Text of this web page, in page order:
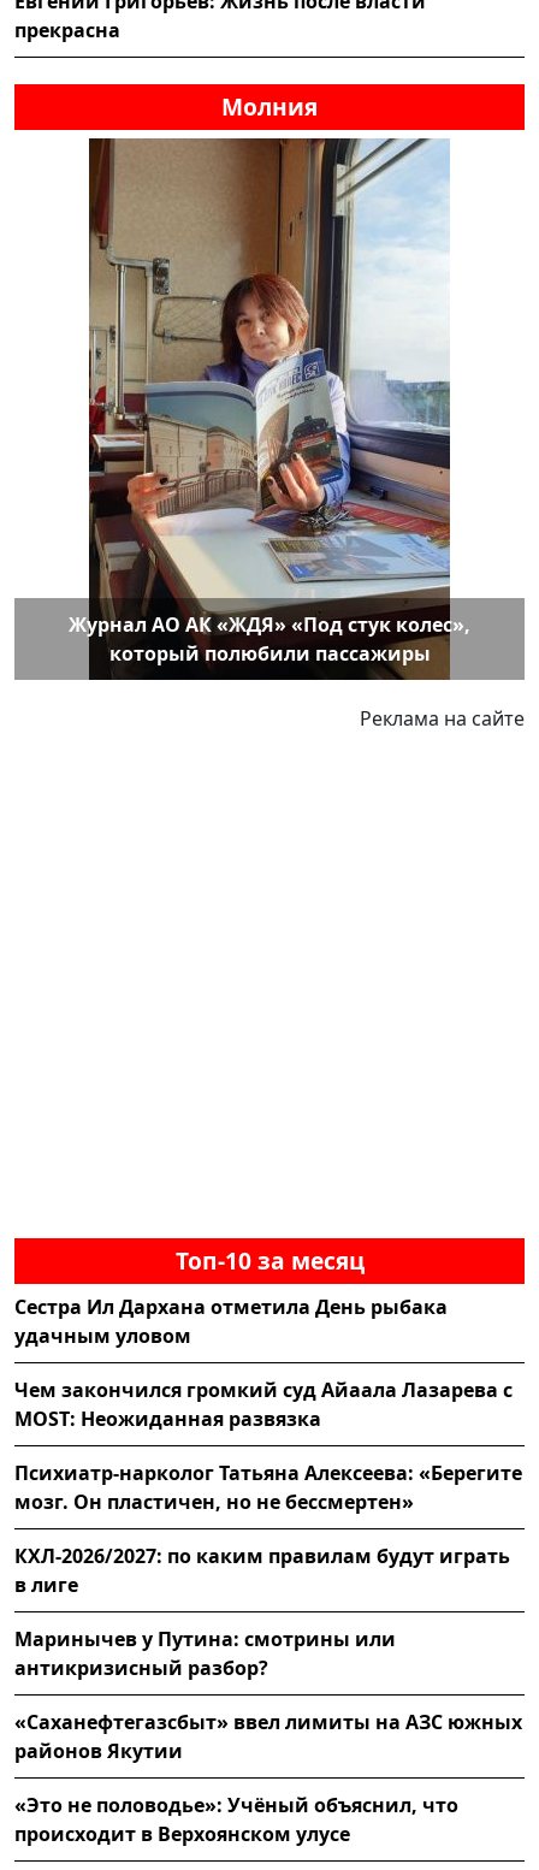
прекрасна
Молния
Журнал АО АК «ЖДЯ» «Под стук колес»,
который полюбили пассажиры
Реклама на сайте
Топ-10 за месяц
Сестра Ил Дархана отметила День рыбака
удачным уловом
Чем закончился громкий суд Айаала Лазарева с
MOST: Неожиданная развязка
Психиатр-нарколог Татьяна Алексеева: «Берегите
мозг. Он пластичен, но не бессмертен»
КХЛ-2026/2027: по каким правилам будут играть
в лиге
Маринычев у Путина: смотрины или
антикризисный разбор?
«Саханефтегазсбыт» ввел лимиты на АЗС южных
районов Якутии
«Это не половодье»: Учёный объяснил, что
происходит в Верхоянском улусе